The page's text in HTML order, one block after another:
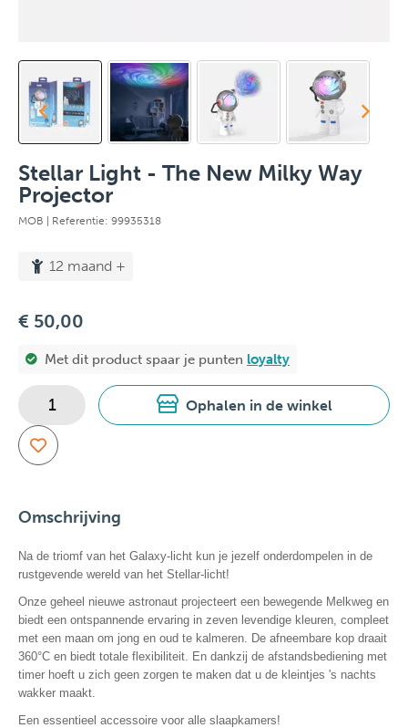
Stellar Light - The New Milky Way
Projector
MOB | Referentie: 99935318
12 maand +
€ 50,00
Met dit product spaar je punten loyalty
Ophalen in de winkel
Omschrijving
Na de triomf van het Galaxy-licht kun je jezelf onderdompelen in de
rustgevende wereld van het Stellar-licht!
Onze geheel nieuwe astronaut projecteert een bewegende Melkweg en
biedt een ontspannende ervaring in zeven levendige kleuren, compleet
met een maan om jong en oud te kalmeren. De afneembare kop draait
360°C en biedt totale flexibiliteit. En dankzij de afstandsbediening met
timer hoeft u zich geen zorgen te maken dat u de kleintjes 's nachts
wakker maakt.
Een essentieel accessoire voor alle slaapkamers!